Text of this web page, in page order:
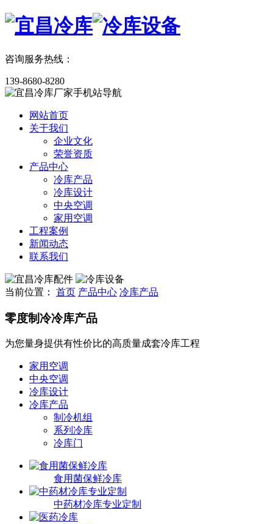
咨询服务热线：
139-8680-8280
网站首页
关于我们
企业文化
荣誉资质
产品中心
冷库产品
冷库设计
中央空调
家用空调
工程案例
新闻动态
联系我们
当前位置： 首页 产品中心 冷库产品
零度制冷冷库产品
为您量身提供有性价比的高质量成套冷库工程
家用空调
中央空调
冷库设计
冷库产品
制冷机组
系列冷库
冷库门
食用菌保鲜冷库
中药材冷库专业定制